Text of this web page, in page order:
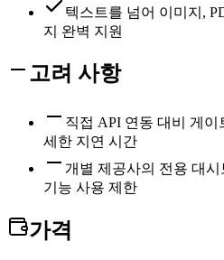
텍스트를 넘어 이미지,
지 완벽 지원
고려 사항
직접 API 연동 대비 게이
세한 지연 시간
개별 제공사의 전용 대
기능 사용 제한
가격